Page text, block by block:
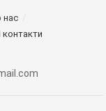
нас
контакти